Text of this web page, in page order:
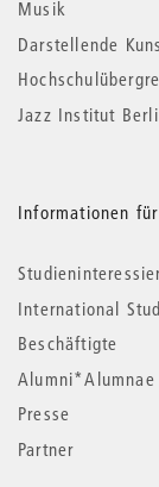
Musik
Darstellende
Jazz Institut
Informationen für
International
Beschäftigte
Alumni*Alumnae
Presse
Partner